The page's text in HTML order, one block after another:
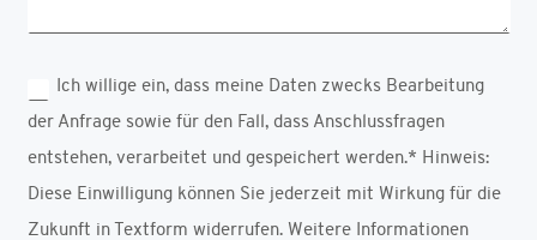
Ich willige ein, dass meine Daten zwecks Bearbeitung
der Anfrage sowie für den Fall, dass Anschlussfragen
entstehen, verarbeitet und gespeichert werden.* Hinweis:
Diese Einwilligung können Sie jederzeit mit Wirkung für die
Zukunft in Textform widerrufen. Weitere Informationen